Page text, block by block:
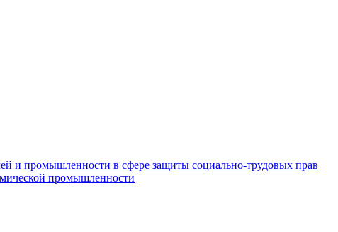
и промышленности в сфере защиты социально-трудовых прав
промышленности